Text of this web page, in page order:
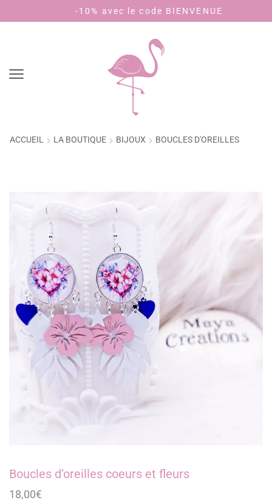
-10% avec le code BIENVENUE
ACCUEIL LA BOUTIQUE BIJOUX BOUCLES D'OREILLES
Boucles d’oreilles coeurs et fleurs
18,00€